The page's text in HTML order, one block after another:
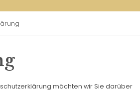
möchten wir Sie darüber